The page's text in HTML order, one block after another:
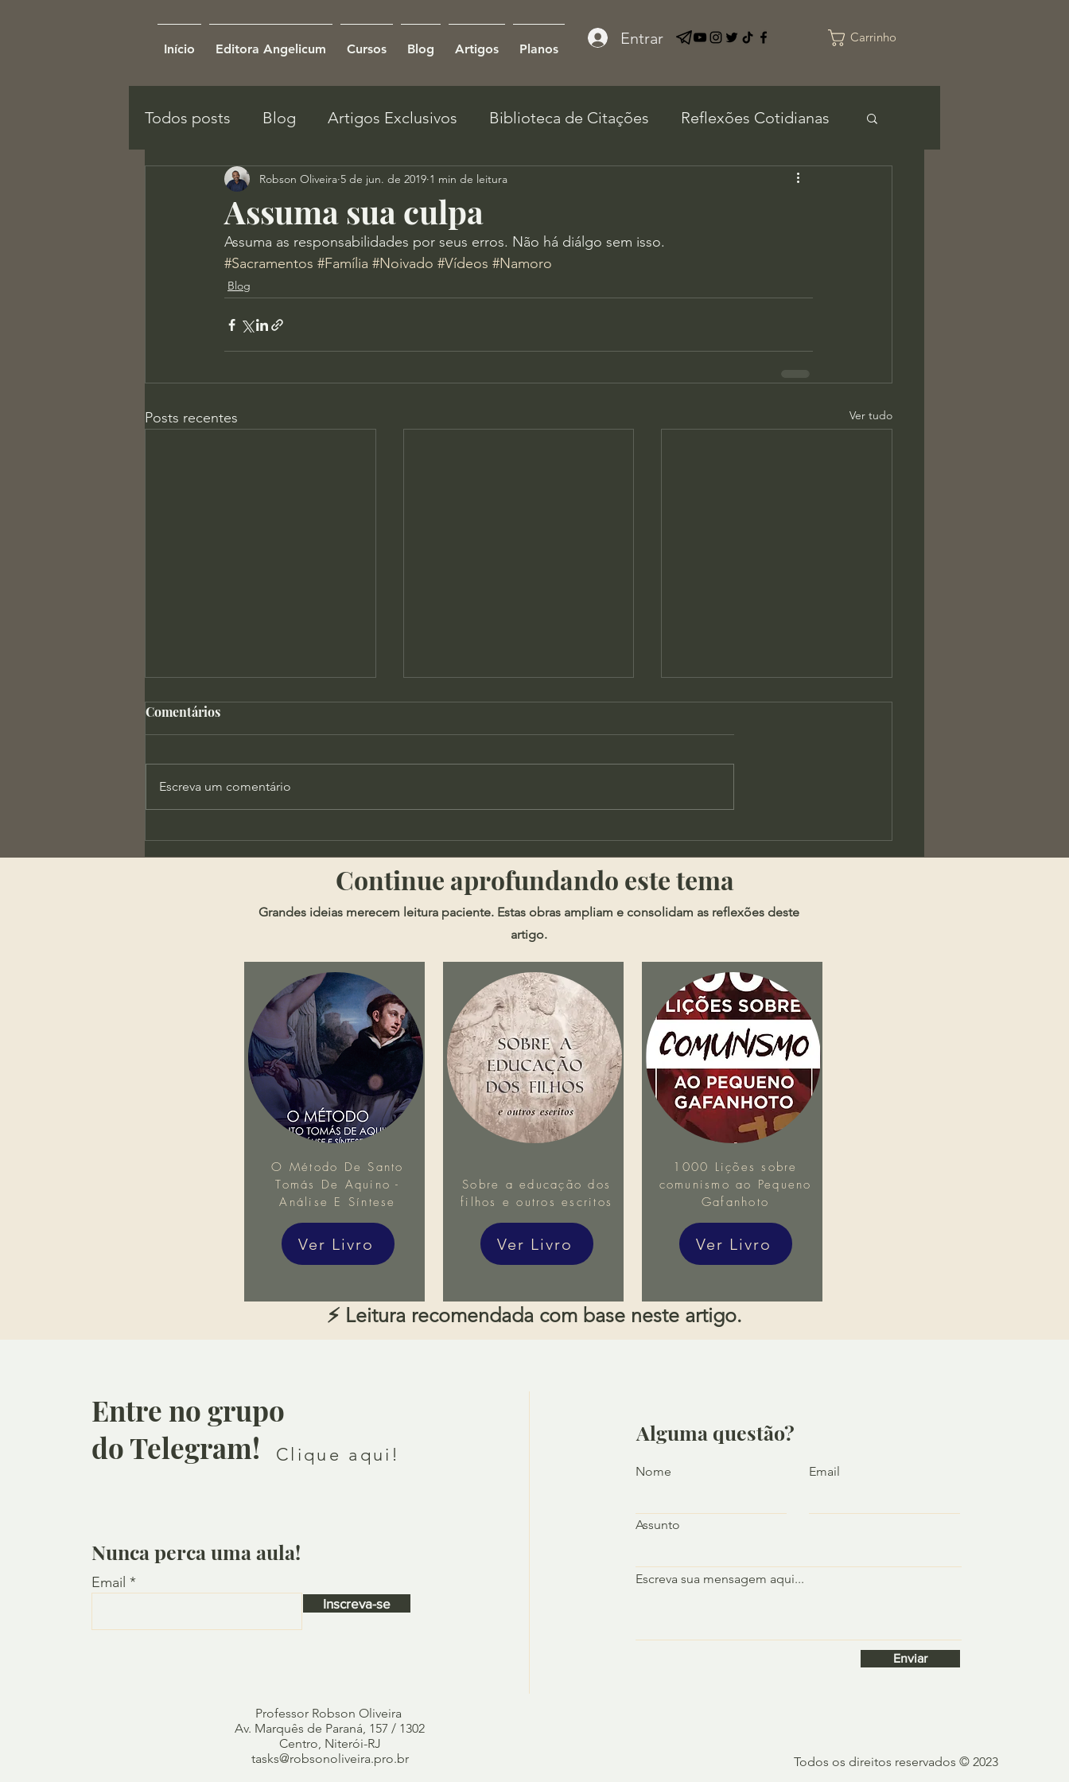
Início Editora Angelicum Cursos Blog Artigos Planos
Entrar Carrinho
Todos posts Blog Artigos Exclusivos Biblioteca de Citações Reflexões Cotidianas
Assuma sua culpa
Robson Oliveira 5 de jun. de 2019 1 min de leitura
Assuma as responsabilidades por seus erros. Não há diálgo sem isso.
#Sacramentos #Família #Noivado #Vídeos #Namoro
Blog
Posts recentes Ver tudo
X-Men Evolution e a
Importância da Autoridade
Cortes - Qual o lugar da
possessões na doutrina
cristã?
Sophos - A Chaga da
Segurança Pública
Comentários
Escreva um comentário
​​​Continue aprofundando este tema
Grandes ideias merecem leitura paciente. Estas obras ampliam e consolidam as reflexões deste
artigo.
⚡ Leitura recomendada com base neste artigo.
O Método De Santo
Tomás De Aquino -
Análise E Síntese
Ver Livro
Sobre a educação dos
filhos e outros escritos
Ver Livro
1000 Lições sobre
comunismo ao Pequeno
Gafanhoto
Ver Livro
Entre no grupo
do Telegram!
Clique aqui!
Nunca perca uma aula!
Email
Inscreva-se
Professor Robson Oliveira
Av. Marquês de Paraná, 157 / 1302
Centro, Niterói-RJ
tasks@robsonoliveira.pro.br
Alguma questão?
Nome Email
Assunto
Escreva sua mensagem aqui...
Enviar
Todos os direitos reservados © 2023